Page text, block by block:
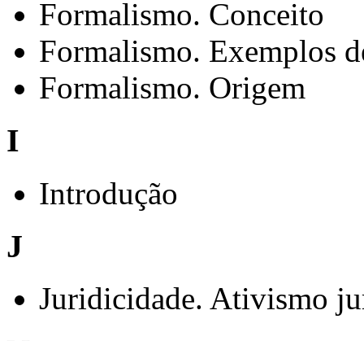
Formalismo. Conceito
Formalismo. Exemplos
Formalismo. Origem
I
Introdução
J
Juridicidade. Ativismo